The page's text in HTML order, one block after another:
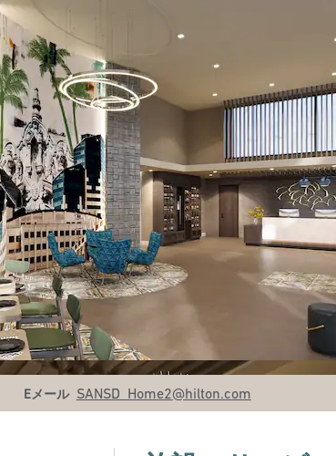
Eメール
Eメール SANSD_Home2@hilton.com